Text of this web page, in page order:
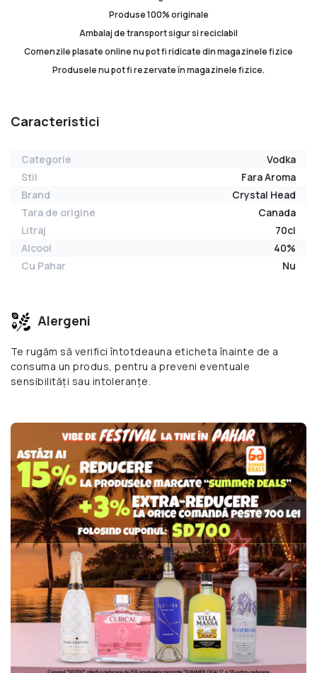
Produse 100% originale
Ambalaj de transport sigur si reciclabil
Comenzile plasate online nu pot fi ridicate din magazinele fizice
Produsele nu pot fi rezervate în magazinele fizice.
Caracteristici
Categorie
Vodka
Stil
Fara Aroma
Brand
Crystal Head
Tara de origine
Canada
Litraj
70cl
Alcool
40%
Cu Pahar
Nu
Alergeni
Te rugăm să verifici întotdeauna eticheta înainte de a
consuma un produs, pentru a preveni eventuale
sensibilități sau intoleranțe.